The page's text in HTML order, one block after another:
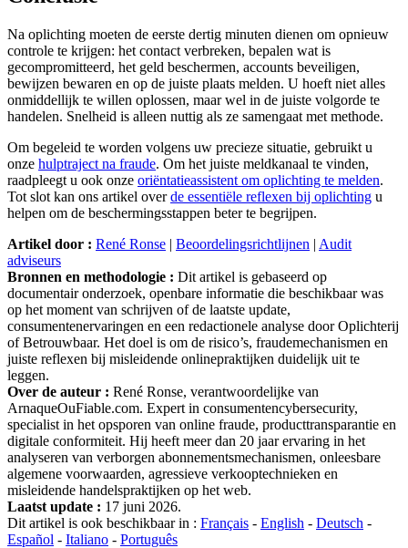
Na oplichting moeten de eerste dertig minuten dienen om opnieuw
controle te krijgen: het contact verbreken, bepalen wat is
gecompromitteerd, het geld beschermen, accounts beveiligen,
bewijzen bewaren en op de juiste plaats melden. U hoeft niet alles
onmiddellijk te willen oplossen, maar wel in de juiste volgorde te
handelen. Snelheid is alleen nuttig als ze samengaat met methode.
Om begeleid te worden volgens uw precieze situatie, gebruikt u
onze hulptraject na fraude. Om het juiste meldkanaal te vinden,
raadpleegt u ook onze oriëntatieassistent om oplichting te melden.
Tot slot kan ons artikel overde essentiële reflexen bij oplichting u
helpen om de beschermingsstappen beter te begrijpen.
Artikel door : René Ronse | Beoordelingsrichtlijnen | Audit
adviseurs
Bronnen en methodologie : Dit artikel is gebaseerd op
documentair onderzoek, openbare informatie die beschikbaar was
op het moment van schrijven of de laatste update,
consumentenervaringen en een redactionele analyse door Oplichterij
of Betrouwbaar. Het doel is om de risico’s, fraudemechanismen en
juiste reflexen bij misleidende onlinepraktijken duidelijk uit te
leggen.
Over de auteur : René Ronse, verantwoordelijke van
ArnaqueOuFiable.com. Expert in consumentencybersecurity,
specialist in het opsporen van online fraude, producttransparantie en
digitale conformiteit. Hij heeft meer dan 20 jaar ervaring in het
analyseren van verborgen abonnementsmechanismen, onleesbare
algemene voorwaarden, agressieve verkooptechnieken en
misleidende handelspraktijken op het web.
Laatst update : 17 juni 2026.
Dit artikel is ook beschikbaar in : Français - English - Deutsch -
Español - Italiano - Português